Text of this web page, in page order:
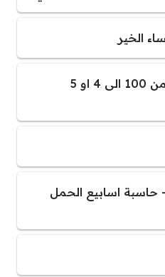
الخير
تحويل المعدل الجامعي من 100 الى 4 او 5
حاسبة اسابيع الحمل